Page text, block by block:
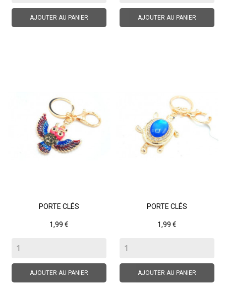
AJOUTER AU PANIER AJOUTER AU PANIER
PORTE CLÉS
Prix
1,99 €
AJOUTER AU PANIER
PORTE CLÉS
Prix
1,99 €
AJOUTER AU PANIER